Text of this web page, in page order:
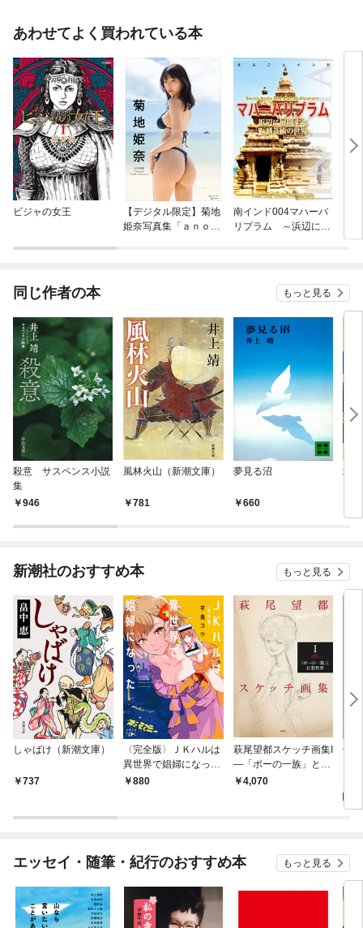
あわせてよく買われている本
ビジャの女王
【デジタル限定】菊地
姫奈写真集「ａｎｏｔ
南インド004マハーバ
リプラム ～浜辺に展
同じ作者の本 もっと見る
殺意 サスペンス小説
集
946
風林火山（新潮文庫）
781
夢見る沼
660
北
新潮社のおすすめ本 もっと見る
しゃばけ（新潮文庫）
737
〈完全版〉ＪＫハルは
異世界で娼婦になった
（新潮文庫nex）
880
萩尾望都スケッチ画集I
—「ポーの一族」と幻
想世界—
4,070
色
エッセイ・随筆・紀行のおすすめ本 もっと見る